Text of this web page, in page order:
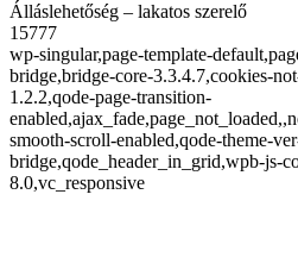
Álláslehetőség – lakatos szerelő
15777
wp-singular,page-template-
bridge,bridge-core-3.3.4.7,cookies-
1.2.2,qode-page-transition-
smooth-scroll-enabled,qode-theme-
bridge,qode_header_in_grid,wpb-js-
8.0,vc_responsive